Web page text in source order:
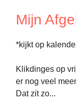
Mijn
*kijkt op
Klikdinges op
er nog veel
Dat zit zo...